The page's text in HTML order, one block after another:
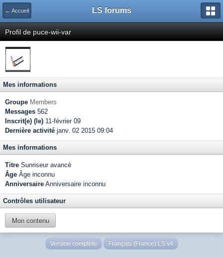
← Accueil LS forums
Profil de puce-wii-var
Mes informations
Groupe Members
Messages 562
Inscrit(e) (le) 11-février 09
Dernière activité janv. 02 2015 09:04
Mes informations
Titre Sunriseur avancé
Âge Âge inconnu
Anniversaire Anniversaire inconnu
Contrôles utilisateur
Mon contenu
Version complète Français (France) LS v4